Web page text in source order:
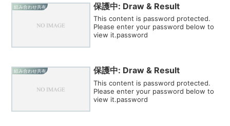
組み合わせ共有 保護中: Draw & Result
This content is password protected.
Please enter your password below to
view it.password
組み合わせ共有 保護中: Draw & Result
This content is password protected.
Please enter your password below to
view it.password